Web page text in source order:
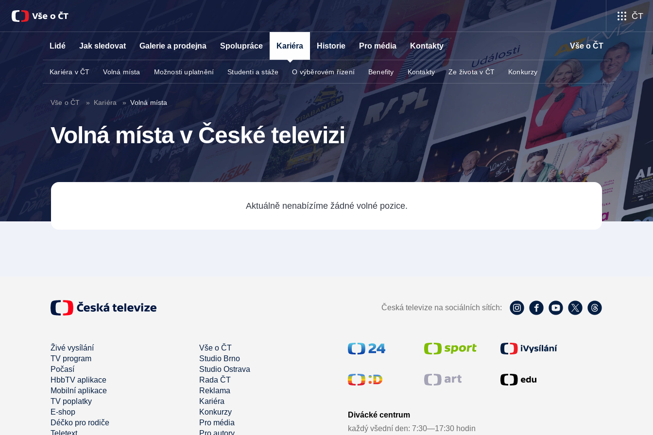
ČT
Lidé Jak sledovat Galerie a prodejna Spolupráce Kariéra Historie Pro média Kontakty Vše o ČT
Kariéra v ČT Volná místa Možnosti uplatnění Studenti a stáže O výběrovém řízení Benefity Kontakty Ze života v ČT Konkurzy
Vše o ČT Kariéra Volná místa
Volná místa v České televizi
Aktuálně nenabízíme žádné volné pozice.
Divácké centrum
každý všední den: 7:30—17:30 hodin
Živé vysílání
Vše o ČT
TV program
Studio Brno
Počasí
Studio Ostrava
HbbTV aplikace
Rada ČT
Mobilní aplikace
Reklama
TV poplatky
Kariéra
E-shop
Konkurzy
Déčko pro rodiče
Pro média
Teletext
Pro autory
Česká televize na sociálních sítích: